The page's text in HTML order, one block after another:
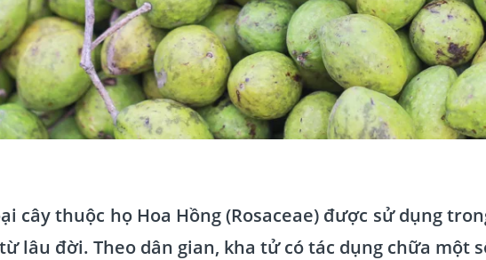
cây thuộc họ Hoa Hồng (Rosaceae) được sử dụng
lâu đời. Theo dân gian, kha tử có tác dụng chữa một